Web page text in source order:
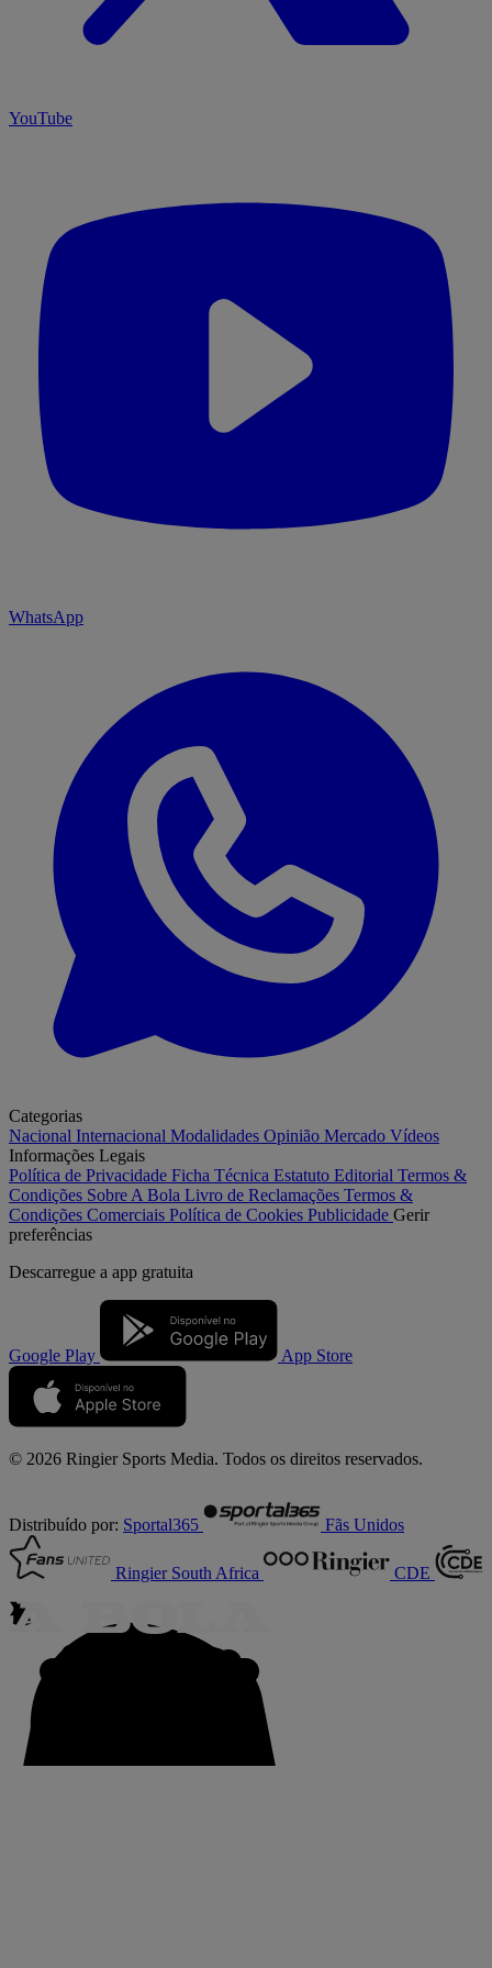
YouTube
WhatsApp
Categorias
Nacional Internacional Modalidades Opinião Mercado Vídeos
Informações Legais
Política de Privacidade Ficha Técnica Estatuto Editorial Termos &
Condições Sobre A Bola Livro de Reclamações Termos &
Condições Comerciais Política de Cookies Publicidade Gerir
preferências
Descarregue a app gratuita
Google Play App Store
© 2026 Ringier Sports Media. Todos os direitos reservados.
Distribuído por: Sportal365 Fãs Unidos
Ringier South Africa CDE